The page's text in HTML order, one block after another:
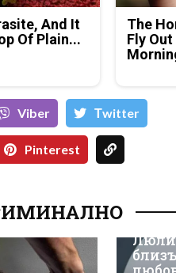
And It
Of Plain...
The
Fly
Viber Тwitter
Pinterest